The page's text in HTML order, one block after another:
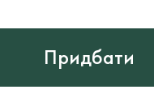
Придбати